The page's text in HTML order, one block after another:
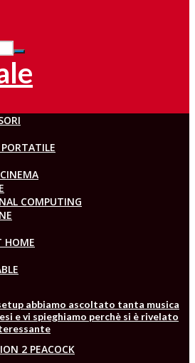
COMPUTING
HOME
abbiamo ascoltato tanta musica
e vi spieghiamo perchè si è rivelato